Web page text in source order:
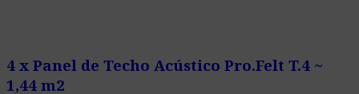
4 x Panel de Techo Acústico Pro.Felt T.4 ~
1,44 m2